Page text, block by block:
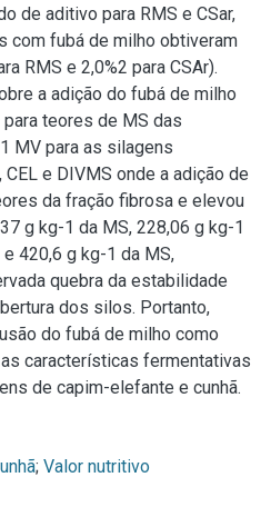
de aditivo para RMS e CSar,
com fubá de milho obtiveram
RMS e 2,0%2 para CSAr).
a adição do fubá de milho
teores de MS das
MV para as silagens
CEL e DIVMS onde a adição de
da fração fibrosa e elevou
g kg-1 da MS, 228,06 g kg-1
420,6 g kg-1 da MS,
quebra da estabilidade
dos silos. Portanto,
do fubá de milho como
características fermentativas
de capim-elefante e cunhã.
; Valor nutritivo